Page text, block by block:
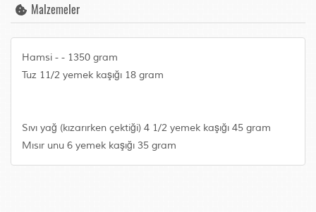
Malzemeler
Hamsi - - 1350 gram
Tuz 11/2 yemek kaşığı 18 gram
Sıvı yağ (kızarırken çektiği) 4 1/2 yemek kaşığı 45 gram
Mısır unu 6 yemek kaşığı 35 gram